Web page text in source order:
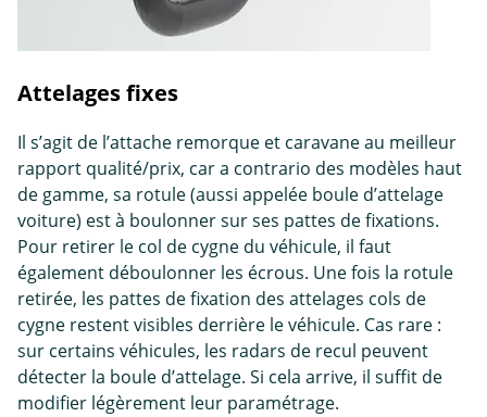
Attelages fixes
Il s’agit de l’attache remorque et caravane au meilleur
rapport qualité/prix, car a contrario des modèles haut
de gamme, sa rotule (aussi appelée boule d’attelage
voiture) est à boulonner sur ses pattes de fixations.
Pour retirer le col de cygne du véhicule, il faut
également déboulonner les écrous. Une fois la rotule
retirée, les pattes de fixation des attelages cols de
cygne restent visibles derrière le véhicule. Cas rare :
sur certains véhicules, les radars de recul peuvent
détecter la boule d’attelage. Si cela arrive, il suffit de
modifier légèrement leur paramétrage.